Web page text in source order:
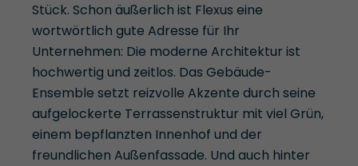
Stück. Schon äußerlich ist Flexus eine
wortwörtlich gute Adresse für Ihr
Unternehmen: Die moderne Architektur ist
hochwertig und zeitlos. Das Gebäude-
Ensemble setzt reizvolle Akzente durch seine
aufgelockerte Terrassenstruktur mit viel Grün,
einem bepflanzten Innenhof und der
freundlichen Außenfassade. Und auch hinter